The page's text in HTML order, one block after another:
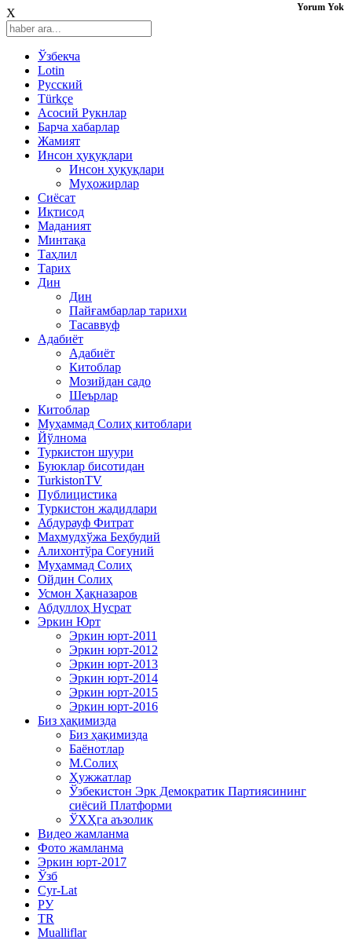
X
Ўзбекча
Lotin
Русский
Türkçe
Асосий Рукнлар
Барча хабарлар
Жамият
Инсон ҳуқуқлари
Инсон ҳуқуқлари
Муҳожирлар
Сиёсат
Иқтисод
Mаданият
Минтақа
Таҳлил
Тарих
Дин
Дин
Пайғамбарлар тарихи
Тасаввуф
Адабиёт
Адабиёт
Китоблар
Мозийдан садо
Шеърлар
Китоблар
Муҳаммад Солиҳ китоблари
Йўлнома
Туркистон шуури
Буюклар бисотидан
TurkistonTV
Публицистика
Туркистон жадидлари
Абдурауф Фитрат
Маҳмудхўжа Беҳбудий
Алихонтўра Соғуний
Муҳаммад Солиҳ
Ойдин Солиҳ
Усмон Ҳақназаров
Абдуллоҳ Нусрат
Эркин Юрт
Эркин юрт-2011
Эркин юрт-2012
Эркин юрт-2013
Эркин юрт-2014
Эркин юрт-2015
Эркин юрт-2016
Биз ҳақимизда
Биз ҳақимизда
Баёнотлар
М.Солиҳ
Ҳужжатлар
Ўзбекистон Эрк Демократик Партиясининг
сиёсий Платформи
ЎХҲга аъзолик
Видео жамланма
Фото жамланма
Эркин юрт-2017
Ўзб
Cyr-Lat
РУ
TR
Mualliflar
Yorum Yok